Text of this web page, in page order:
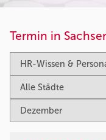
Termin in